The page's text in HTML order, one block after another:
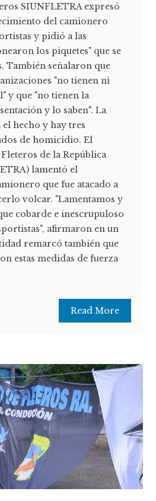
SIUNFLETRA expresó
del camionero
y pidió a las
los piquetes" que se
También señalaron que
"no tienen ni
y que "no tienen la
y lo saben". La
el hecho y hay tres
de homicidio. El
de la República
lamentó el
que fue atacado a
volcar. "Lamentamos y
cobarde e inescrupuloso
afirmaron en un
remarcó también que
estas medidas de fuerza
Read More